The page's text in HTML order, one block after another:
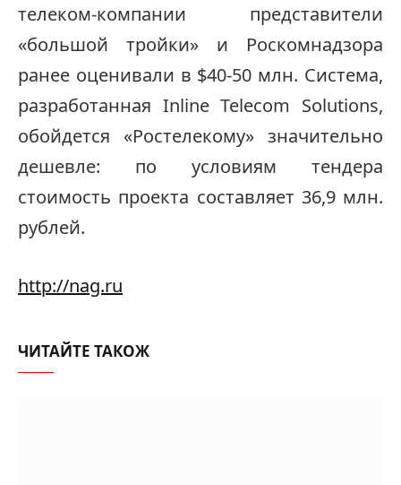
телеком-компании представители
«большой тройки» и Роскомнадзора
ранее оценивали в $40-50 млн. Система,
разработанная Inline Telecom Solutions,
обойдется «Ростелекому» значительно
дешевле: по условиям тендера
стоимость проекта составляет 36,9 млн.
рублей.
http://nag.ru
ЧИТАЙТЕ ТАКОЖ